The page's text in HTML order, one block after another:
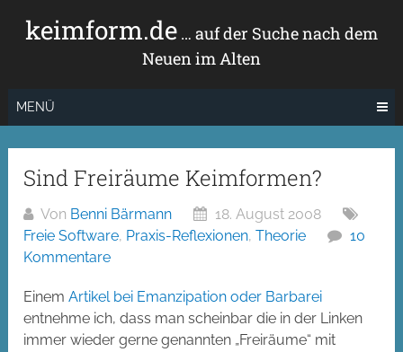
Inhaltkeimform.de… auf der Suche nach dem
Neuen im Alten
MENÜ
Sind Freiräume Keimformen?
Von Benni Bärmann
18. August 2008
Freie Software, Praxis-Reflexionen,Theorie
10
Kommentare
EinemArtikel bei Emanzipation oder Barbarei
entnehme ich, dass man scheinbar die in der Linken
immer wieder gerne genannten „Freiräume“ mit